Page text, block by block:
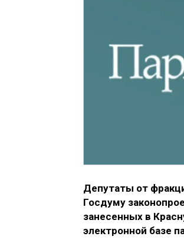
Депутаты от
Госдуму
занесенных в
электронной базе